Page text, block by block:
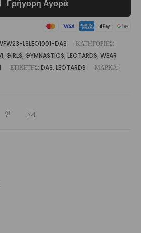
LSLEO1001-DAS
ΚΑΤΗΓΟΡΊΕΣ:
, GIRLS, GYMNASTICS, LEOTARDS, WEAR
ΕΤΙΚΈΤΕΣ: DAS, LEOTARDS
ΜΆΡΚΑ: